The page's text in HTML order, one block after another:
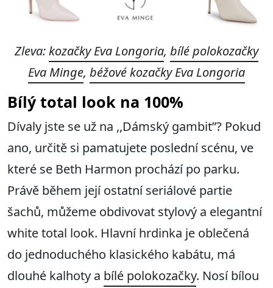
Zleva:kozačky Eva Longoria, bílé polokozačky
Eva Minge, béžové kozačky Eva Longoria
Bílý total look na 100%
Dívaly jste se už na ,,Dámský gambit”? Pokud
ano, určitě si pamatujete poslední scénu, ve
které se Beth Harmon prochází po parku.
Právě během její ostatní seriálové partie
šachů, můžeme obdivovat stylový a elegantní
white total look. Hlavní hrdinka je oblečená
do jednoduchého klasického kabátu, má
dlouhé kalhoty a bílé polokozačky. Nosí bílou